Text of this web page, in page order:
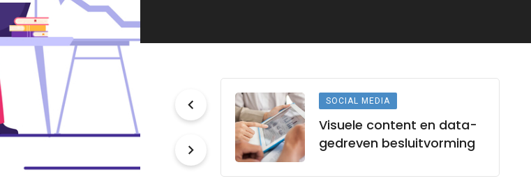
ONLINE PROMOTIE
Authentieke connecties
voor online succes
SOCIAL MEDIA
Visuele content en data-
gedreven besluitvorming